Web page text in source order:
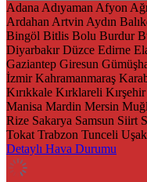
Adana Adıyaman Afyon
Ardahan Artvin Aydın
Bingöl Bitlis Bolu Burdur
Diyarbakır Düzce Edirne
Gaziantep Giresun
İzmir Kahramanmaraş
Kırıkkale Kırklareli Kırşehir
Manisa Mardin Mersin
Rize Sakarya Samsun Siirt
Tokat Trabzon Tunceli Uşak
Detaylı Hava Durumu